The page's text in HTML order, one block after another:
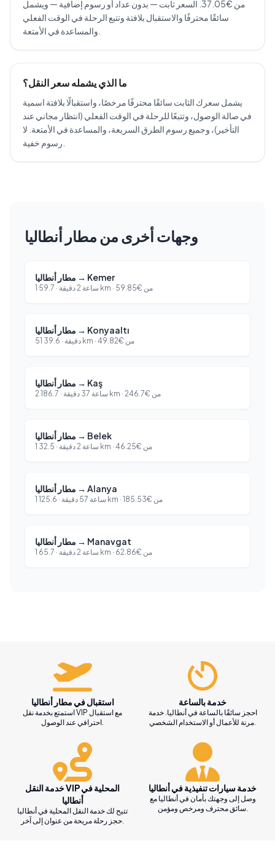
من €37.05. السعر ثابت — بدون عداد أو رسوم إضافية — ويشمل
سائقًا محترفًا والاستقبال بلافتة وتتبع الرحلة في الوقت الفعلي
ما الذي يشمله سعر النقل؟
يشمل سعرك الثابت سائقًا محترفًا مرخصًا، واستقبالًا بلافتة اسمية
في صالة الوصول، وتتبعًا للرحلة في الوقت الفعلي (انتظار مجاني عند
التأخير)، وجميع رسوم الطرق السريعة، والمساعدة في الأمتعة. لا
وجهات أخرى من مطار أنطاليا
مطار أنطاليا → Kemer
1 ساعة 2 دقيقة ·
59.7 km · من €
59.85
مطار أنطاليا → Konyaaltı
51 دقيقة ·
39.6 km · من €
49.82
مطار أنطاليا → Kaş
2 ساعة 37 دقيقة ·
186.7 km · من €
246.7
مطار أنطاليا → Belek
1 ساعة 2 دقيقة ·
32.5 km · من €
46.25
مطار أنطاليا → Alanya
1 ساعة 57 دقيقة ·
125.6 km · من €
185.53
مطار أنطاليا → Manavgat
1 ساعة 2 دقيقة ·
65.7 km · من €
62.86
استقبال في مطار أنطاليا
استمتع بخدمة نقل VIP مع استقبال
احترافي عند الوصول.
خدمة بالساعة
احجز سائقًا بالساعة في أنطاليا. خدمة
مرنة للأعمال أو الاستخدام الشخصي.
خدمة النقل VIP المحلية في
أنطاليا
تتيح لك خدمة النقل المحلية في أنطاليا
حجز رحلة مريحة من عنوان إلى آخر.
خدمة سيارات تنفيذية في أنطاليا
وصل إلى وجهتك بأمان في أنطاليا مع
سائق محترف ومرخص ومؤمن.